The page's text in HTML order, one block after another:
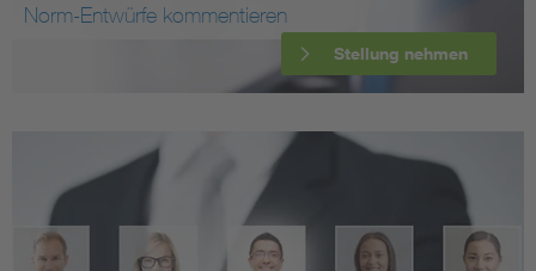
Norm-Entwürfe kommentieren
Stellung nehmen